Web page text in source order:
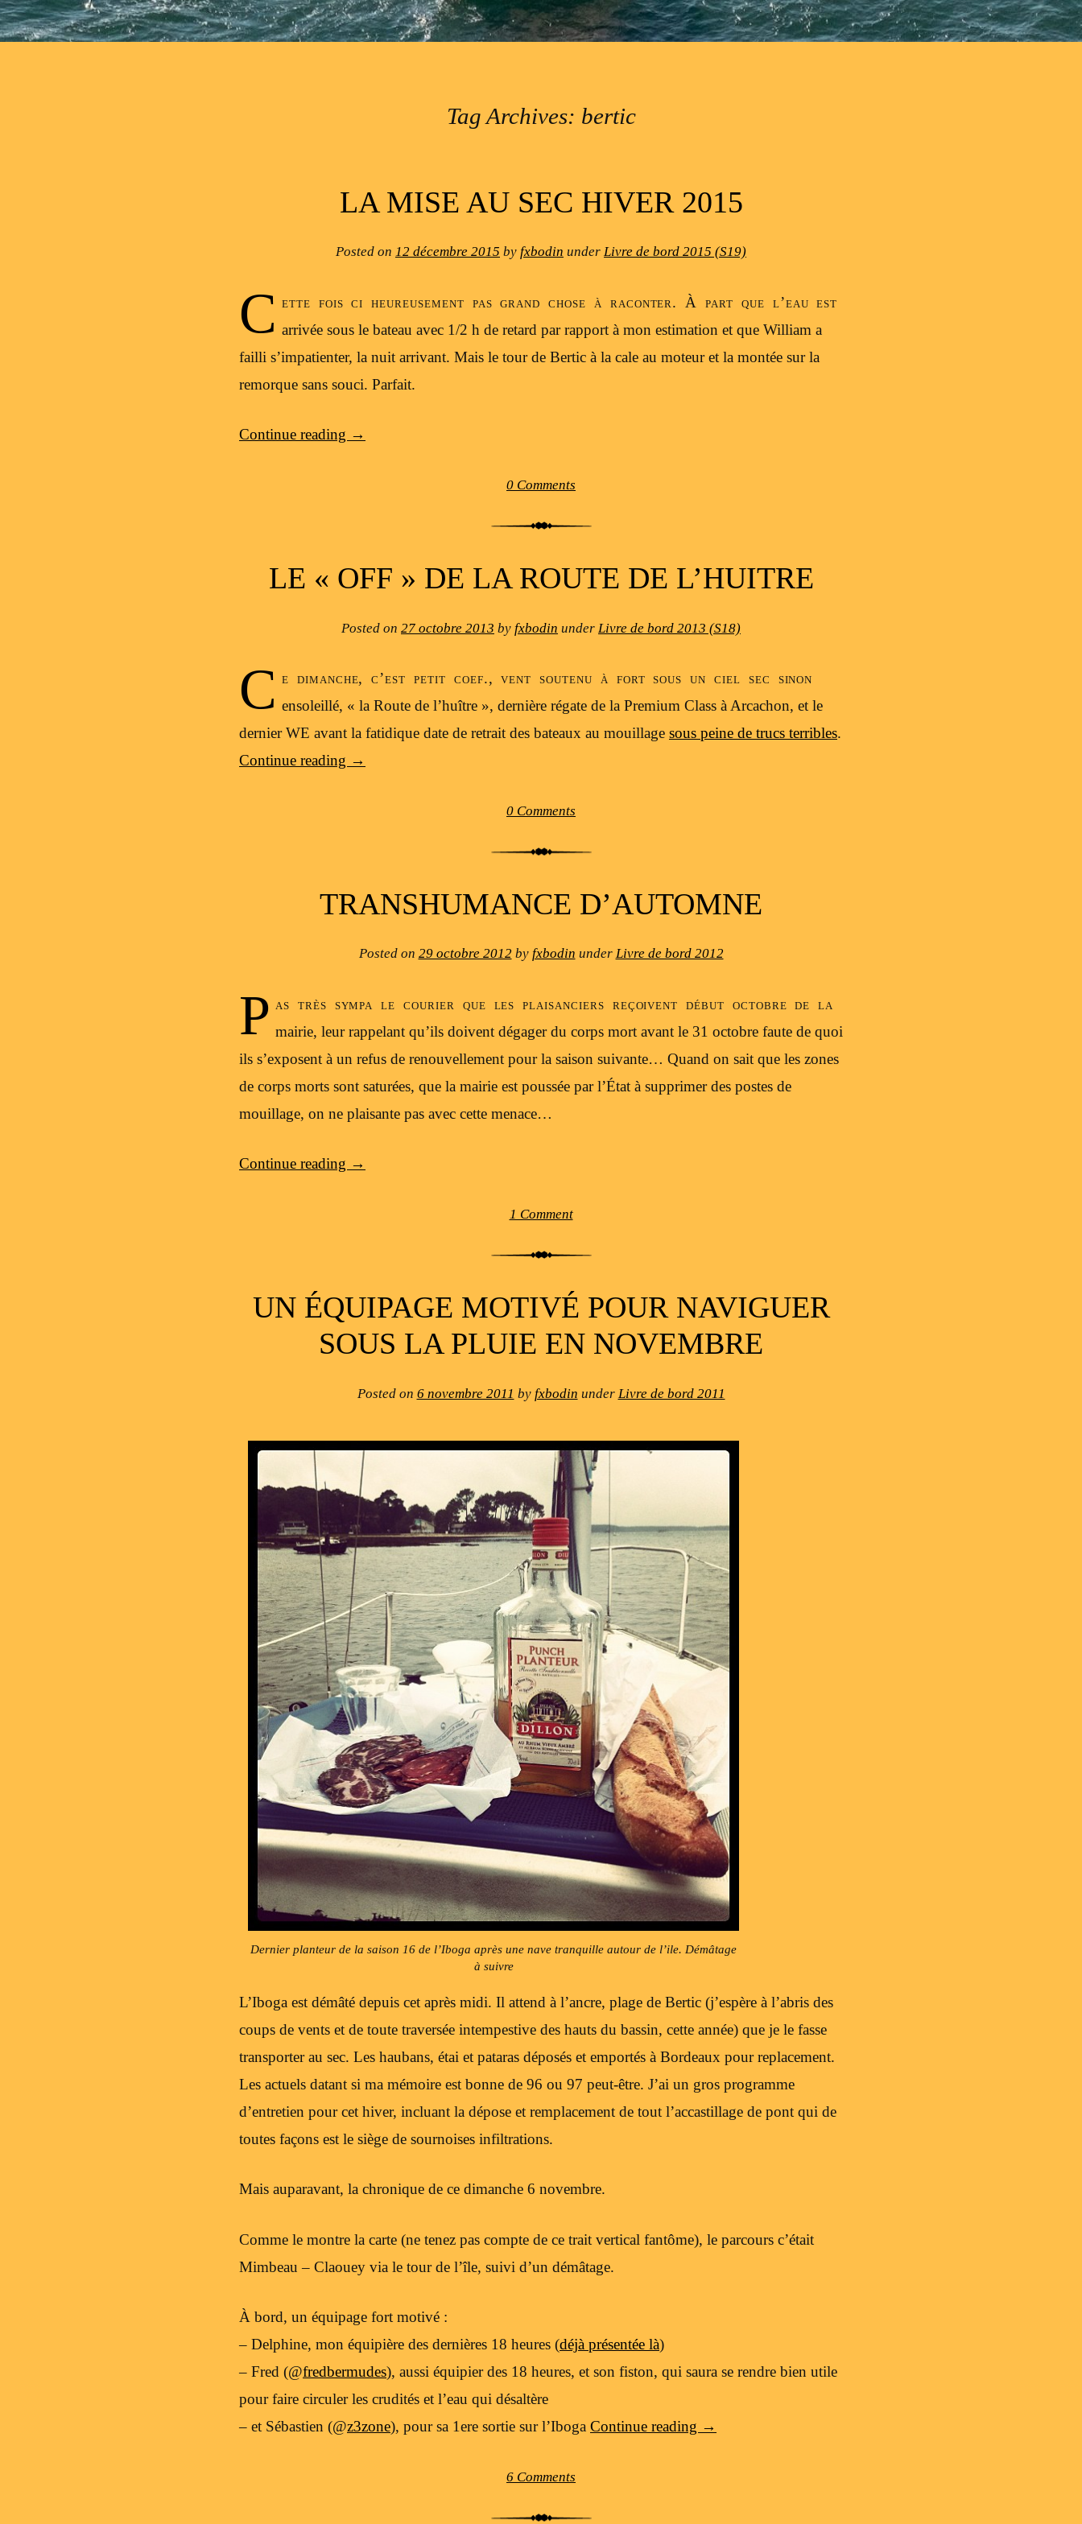
Tag Archives: bertic
LA MISE AU SEC HIVER 2015
Posted on 12 décembre 2015 by fxbodin under Livre de bord 2015 (S19)
C ette fois ci heureusement pas grand chose à raconter. À part que l’eau est
arrivée sous le bateau avec 1/2 h de retard par rapport à mon estimation et que William a
failli s’impatienter, la nuit arrivant. Mais le tour de Bertic à la cale au moteur et la montée sur la
remorque sans souci. Parfait.
Continue reading →
0 Comments
LE « OFF » DE LA ROUTE DE L’HUITRE
Posted on 27 octobre 2013 by fxbodin under Livre de bord 2013 (S18)
C e dimanche, c’est petit coef., vent soutenu à fort sous un ciel sec sinon
ensoleillé, « la Route de l’huître », dernière régate de la Premium Class à Arcachon, et le
dernier WE avant la fatidique date de retrait des bateaux au mouillage sous peine de trucs terribles.
Continue reading →
0 Comments
TRANSHUMANCE D’AUTOMNE
Posted on 29 octobre 2012 by fxbodin under Livre de bord 2012
P as très sympa le courier que les plaisanciers reçoivent début octobre de la
mairie, leur rappelant qu’ils doivent dégager du corps mort avant le 31 octobre faute de quoi
ils s’exposent à un refus de renouvellement pour la saison suivante… Quand on sait que les zones
de corps morts sont saturées, que la mairie est poussée par l’État à supprimer des postes de
mouillage, on ne plaisante pas avec cette menace…
Continue reading →
1 Comment
UN ÉQUIPAGE MOTIVÉ POUR NAVIGUER
SOUS LA PLUIE EN NOVEMBRE
Posted on 6 novembre 2011 by fxbodin under Livre de bord 2011
Dernier planteur de la saison 16 de l’Iboga après une nave tranquille autour de l’ile. Démâtage
à suivre
L’Iboga est démâté depuis cet après midi. Il attend à l’ancre, plage de Bertic (j’espère à l’abris des
coups de vents et de toute traversée intempestive des hauts du bassin, cette année) que je le fasse
transporter au sec. Les haubans, étai et pataras déposés et emportés à Bordeaux pour replacement.
Les actuels datant si ma mémoire est bonne de 96 ou 97 peut-être. J’ai un gros programme
d’entretien pour cet hiver, incluant la dépose et remplacement de tout l’accastillage de pont qui de
toutes façons est le siège de sournoises infiltrations.
Mais auparavant, la chronique de ce dimanche 6 novembre.
Comme le montre la carte (ne tenez pas compte de ce trait vertical fantôme), le parcours c’était
Mimbeau – Claouey via le tour de l’île, suivi d’un démâtage.
À bord, un équipage fort motivé :
– Delphine, mon équipière des dernières 18 heures (déjà présentée là)
– Fred (@fredbermudes), aussi équipier des 18 heures, et son fiston, qui saura se rendre bien utile
pour faire circuler les crudités et l’eau qui désaltère
– et Sébastien (@z3zone), pour sa 1ere sortie sur l’Iboga Continue reading →
6 Comments